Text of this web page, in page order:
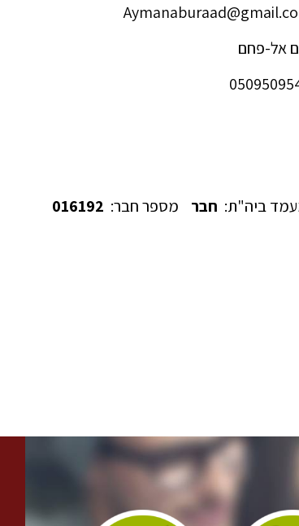
אל-פחם
ביה"ת: חבר מספר חבר: 016192